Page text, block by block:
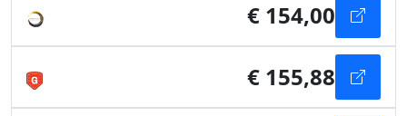
€ 154,00
€ 155,88